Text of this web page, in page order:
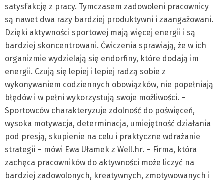
satysfakcję z pracy. Tymczasem zadowoleni pracownicy
są nawet dwa razy bardziej produktywni i zaangażowani.
Dzięki aktywności sportowej mają więcej energii i są
bardziej skoncentrowani. Ćwiczenia sprawiają, że w ich
organizmie wydzielają się endorfiny, które dodają im
energii. Czują się lepiej i lepiej radzą sobie z
wykonywaniem codziennych obowiązków, nie popełniają
błędów i w pełni wykorzystują swoje możliwości. –
Sportowców charakteryzuje zdolność do poświęceń,
wysoka motywacja, determinacja, umiejętność działania
pod presją, skupienie na celu i praktyczne wdrażanie
strategii – mówi Ewa Ułamek z Well.hr. – Firma, która
zachęca pracowników do aktywności może liczyć na
bardziej zadowolonych, kreatywnych, zmotywowanych i